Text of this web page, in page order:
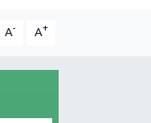
A- A+